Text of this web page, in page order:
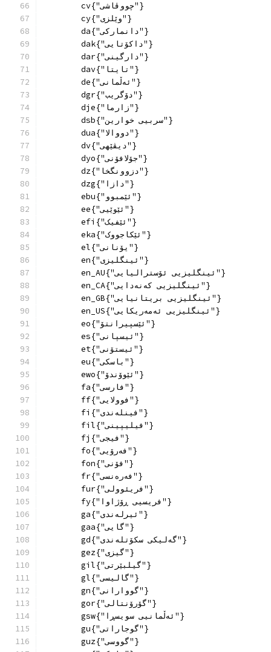
        cv{"چووڤاشی"}
        cy{"وێلزی"}
        da{"دانماركی"}
        dak{"داکۆتایی"}
        dar{"دارگینی"}
        dav{"تایتا"}
        de{"ئەڵمانی"}
        dgr{"دۆگریب"}
        dje{"زارما"}
        dsb{"سربیی خوارین"}
        dua{"دووالا"}
        dv{"دیڤێهی"}
        dyo{"جۆلافۆنی"}
        dz{"دزوونگخا"}
        dzg{"دازا"}
        ebu{"ئێمبوو"}
        ee{"ئێوێیی"}
        efi{"ئێفیک"}
        eka{"ئێکاجووک"}
        el{"یۆنانی"}
        en{"ئینگلیزی"}
        en_AU{"ئینگلیزیی ئۆسترالیایی"}
        en_CA{"ئینگلیزیی کەنەدایی"}
        en_GB{"ئینگلیزیی بریتانیایی"}
        en_US{"ئینگلیزیی ئەمەریکایی"}
        eo{"ئێسپیرانتۆ"}
        es{"ئیسپانی"}
        et{"ئیستۆنی"}
        eu{"باسکی"}
        ewo{"ئێوۆندۆ"}
        fa{"فارسی"}
        ff{"فوولایی"}
        fi{"فینلەندی"}
        fil{"فیلیپینی"}
        fj{"فیجی"}
        fo{"فەرۆیی"}
        fon{"فۆنی"}
        fr{"فەرەنسی"}
        fur{"فریئوولی"}
        fy{"فریسیی ڕۆژاوا"}
        ga{"ئیرلەندی"}
        gaa{"گایی"}
        gd{"گه‌لیكی سكۆتله‌ندی"}
        gez{"گیزی"}
        gil{"گیلبێرتی"}
        gl{"گالیسی"}
        gn{"گووارانی"}
        gor{"گۆرۆنتالی"}
        gsw{"ئەڵمانیی سویسڕا"}
        gu{"گوجاراتی"}
        guz{"گووسی"}